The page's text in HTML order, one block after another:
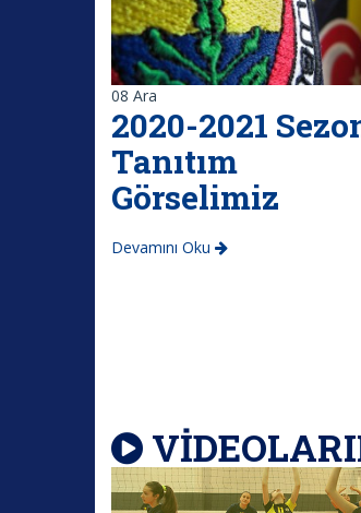
08 Ara
2020-2021
Tanıtım
Görselimiz
Devamını Oku